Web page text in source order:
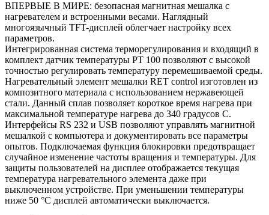
ВПЕРВЫЕ В МИРЕ: безопасная магнитная мешалка с
нагревателем и встроенными весами. Наглядный
многоязычный TFT-дисплей облегчает настройку всех
параметров.
Интегрированная система терморегулирования и входящий в
комплект датчик температуры PT 100 позволяют с высокой
точностью регулировать температуру перемешиваемой среды.
Нагревательный элемент мешалки RET control изготовлен из
композитного материала с использованием нержавеющей
стали. Данный сплав позволяет короткое время нагрева при
максимальной температуре нагрева до 340 градусов С.
Интерфейсы RS 232 и USB позволяют управлять магнитной
мешалкой с компьютера и документировать все параметры
опытов. Подключаемая функция блокировки предотвращает
случайное изменение частоты вращения и температуры. Для
защиты пользователей на дисплее отображается текущая
температура нагревательного элемента даже при
выключенном устройстве. При уменьшении температуры
ниже 50 °C дисплей автоматически выключается.